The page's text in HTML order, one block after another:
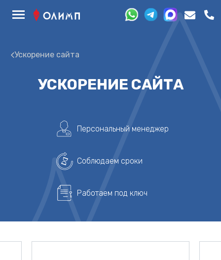
Ускорение сайта
УСКОРЕНИЕ САЙТА
Персональный менеджер
Соблюдаем сроки
Работаем под ключ